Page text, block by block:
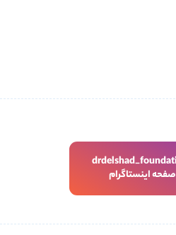
صفحه اینستاگرام